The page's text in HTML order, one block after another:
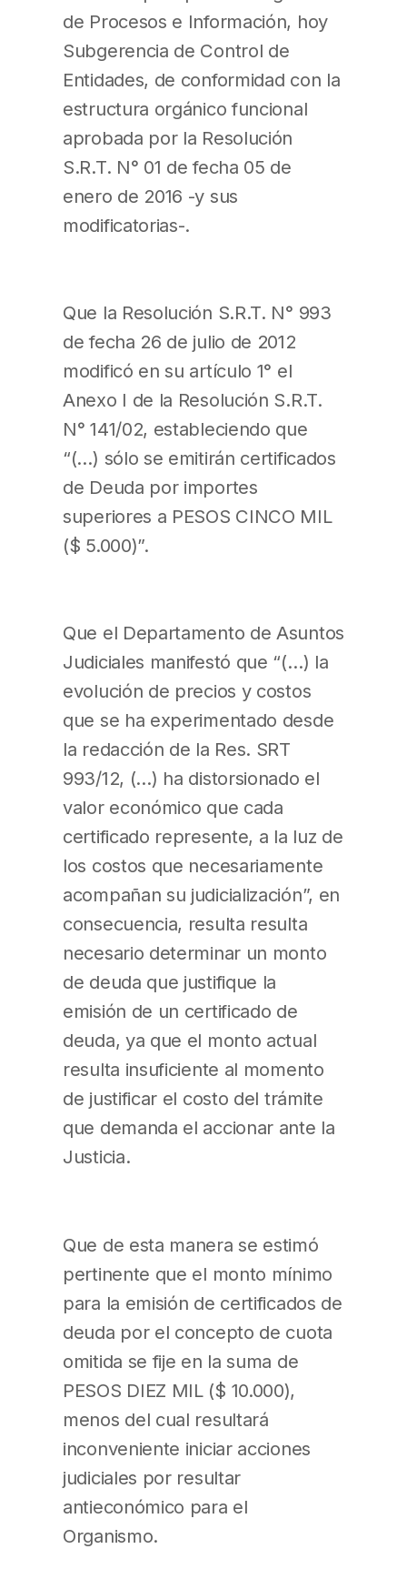
de Procesos e Información, hoy
Subgerencia de Control de
Entidades, de conformidad con la
estructura orgánico funcional
aprobada por la Resolución
S.R.T. N° 01 de fecha 05 de
enero de 2016 -y sus
modificatorias-.
Que la Resolución S.R.T. N° 993
de fecha 26 de julio de 2012
modificó en su artículo 1° el
Anexo I de la Resolución S.R.T.
N° 141/02, estableciendo que
“(…) sólo se emitirán certificados
de Deuda por importes
superiores a PESOS CINCO MIL
($ 5.000)”.
Que el Departamento de Asuntos
Judiciales manifestó que “(…) la
evolución de precios y costos
que se ha experimentado desde
la redacción de la Res. SRT
993/12, (…) ha distorsionado el
valor económico que cada
certificado represente, a la luz de
los costos que necesariamente
acompañan su judicialización”, en
consecuencia, resulta resulta
necesario determinar un monto
de deuda que justifique la
emisión de un certificado de
deuda, ya que el monto actual
resulta insuficiente al momento
de justificar el costo del trámite
que demanda el accionar ante la
Justicia.
Que de esta manera se estimó
pertinente que el monto mínimo
para la emisión de certificados de
deuda por el concepto de cuota
omitida se fije en la suma de
PESOS DIEZ MIL ($ 10.000),
menos del cual resultará
inconveniente iniciar acciones
judiciales por resultar
antieconómico para el
Organismo.